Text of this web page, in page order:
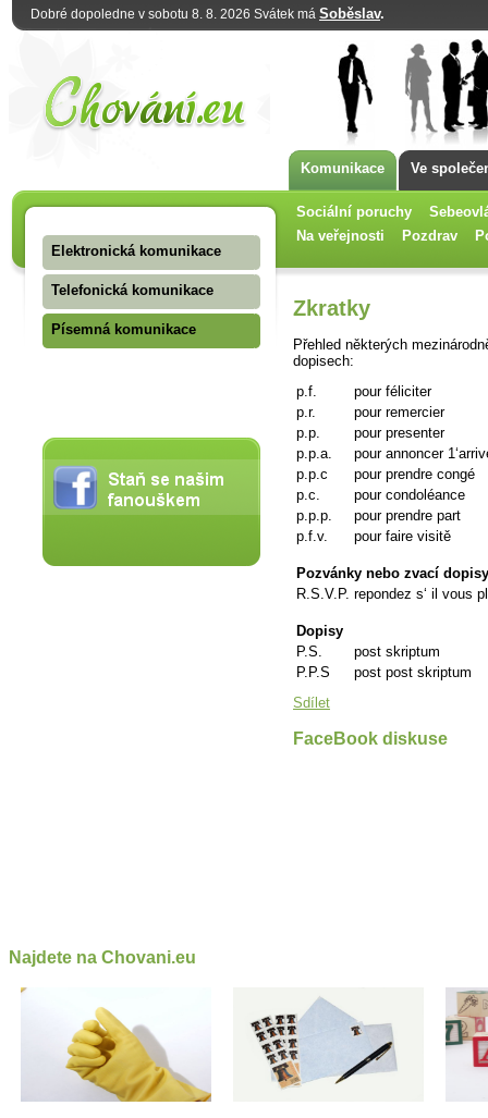
Dobré dopoledne v sobotu 8. 8. 2026 Svátek má Soběslav.
Komunikace Ve
Sociální poruchy
Na veřejnosti
Pozdrav
Elektronická komunikace
Telefonická komunikace
Písemná komunikace
Zkratky
Přehled některých
dopisech:
p.f.
pour féliciter
p.r.
pour remercier
p.p.
pour presenter
p.p.a.
pour annoncer
p.p.c
pour prendre congé
p.c.
pour condoléance
p.p.p.
pour prendre part
p.f.v.
pour faire visitě
Pozvánky nebo zvací dopisy
R.S.V.P. repondez s‘ il vous
Dopisy
P.S.
post skriptum
P.P.S
post post skriptum
Sdílet
FaceBook diskuse
Najdete na Chovani.eu